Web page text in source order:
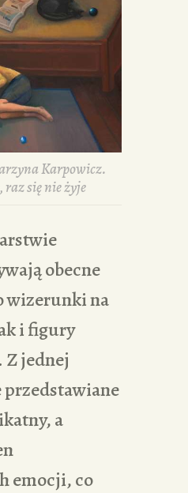
Karpowicz.
raz się nie żyje
obecne
wizerunki na
i figury
Z jednej
przedstawiane
a
emocji, co